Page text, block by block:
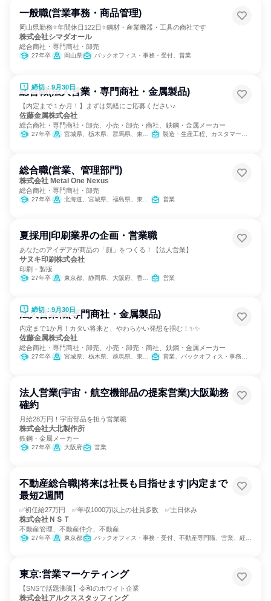
一般職(営業事務・商品管理)
岡山県勤務⭐年間休日122日⭐鋼材・産業機器・工具の商社です
株式会社シマダオール
総合商社・専門商社・卸売
27年卒 岡山県 バックオフィス・事務・受付、営業
締切：9月30日
総合職(法人営業・専門商社・金属製品)
【内定まで１か月！】まずは気軽にご応募ください♪
佐藤金属株式会社
総合商社・専門商社・卸売、小売・卸売・商社、鉄鋼・金属メーカー
27年卒 宮城県、栃木県、群馬県、東京都、神奈川県、静岡県、愛知県、大阪府、福岡県 製造・生産工程、カスタマーサクセス、IT、営業、バックオフィス・事務・受付、経理/税務/財務、人事、総務
総合職(営業、管理部門)
株式会社 Metal One Nexus
総合商社・専門商社・卸売
27年卒 北海道、宮城県、福島県、東京都、富山県、静岡県、愛知県、大阪府、広島県、福岡県 営業
夏採用|印刷業界の企画・営業職
あなたのアイデアが商品の「顔」をつくる！【法人営業】
サヌキ印刷株式会社
印刷・製版
27年卒 東京都、静岡県、大阪府、香川県、福岡県、宮崎県 営業
締切：9月30日
法人営業職(専門商社・金属製品)
内定まで1か月！カタい将来と、やわらかい発想を掴む！✨✨
佐藤金属株式会社
総合商社・専門商社・卸売、小売・卸売・商社、鉄鋼・金属メーカー
27年卒 宮城県、栃木県、群馬県、東京都、神奈川県、静岡県、愛知県、大阪府、福岡県 営業、バックオフィス・事務・受付
法人営業(宇宙・航空機部品の提案営業)大阪勤務
確約
月給28万円！宇宙部品を担う営業職
株式会社大北製作所
鉄鋼・金属メーカー
27年卒 大阪府 営業
不動産総合職|将来は社長も目指せます|内定まで
最短2週間
✅初任給27万円 ✅年収1000万以上の社員多数 ✅土日休み
株式会社ＮＳＴ
不動産管理、不動産仲介、不動産
27年卒 東京都 バックオフィス・事務・受付、不動産専門職、営業、経営/事業企画、金融専門職、人事、総務、マーケティング・広告・宣伝
東京:営業マーケティング
【SNSで話題沸騰】令和のホワイト企業
株式会社アルクススタッフィング